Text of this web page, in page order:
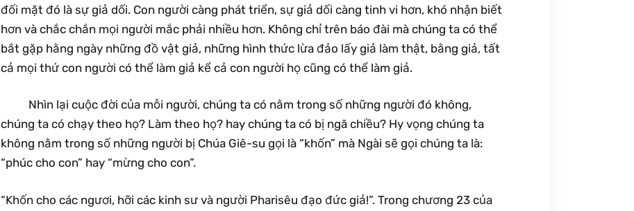
đối mặt đó là sự giả dối. Con người càng phát triển, sự giả dối càng tinh vi hơn, khó nhận biết
hơn và chắc chắn mọi người mắc phải nhiều hơn. Không chỉ trên báo đài mà chúng ta có thể
bắt gặp hằng ngày những đồ vật giả, những hình thức lừa đảo lấy giả làm thật, bằng giả, tất
cả mọi thứ con người có thể làm giả kể cả con người họ cũng có thể làm giả.
​ Nhìn lại cuộc đời của mỗi người, chúng ta có nằm trong số những người đó không,
chúng ta có chạy theo họ? Làm theo họ? hay chúng ta có bị ngã chiều? Hy vọng chúng ta
không nằm trong số những người bị Chúa Giê-su gọi là “khốn” mà Ngài sẽ gọi chúng ta là:
“phúc cho con” hay “mừng cho con”.
“Khốn cho các ngươi, hỡi các kinh sư và người Pharisêu đạo đức giả!”. Trong chương 23 của